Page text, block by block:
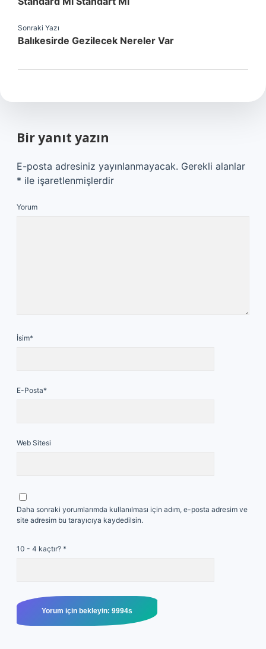
Sonraki Yazı
Balıkesirde Gezilecek Nereler Var
Bir yanıt yazın
E-posta adresiniz yayınlanmayacak. Gerekli alanlar
* ile işaretlenmişlerdir
Yorum
İsim*
E-Posta*
Web Sitesi
Daha sonraki yorumlarımda kullanılması için adım, e-posta adresim ve
site adresim bu tarayıcıya kaydedilsin.
10 - 4 kaçtır? *